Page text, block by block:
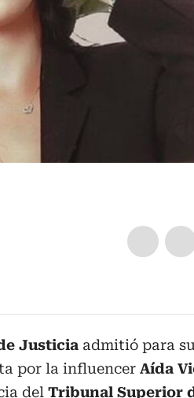
Justicia admitió para
por la influencer Aída
del Tribunal Superior